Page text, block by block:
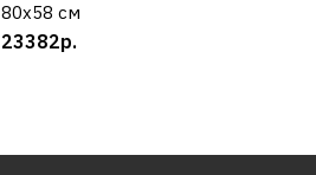
80x58 см
23382р.